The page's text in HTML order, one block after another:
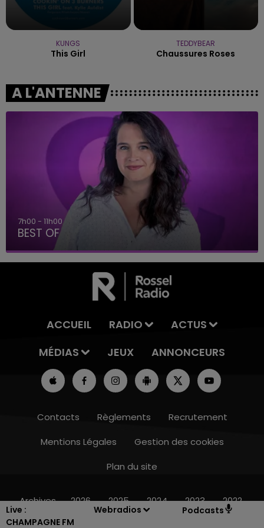
Live :
CHAMPAGNE FM
Webradios Podcasts
16h00 - 20h00
KUNGS
This Girl
TEDDYBEAR
Chaussures Roses
A L'ANTENNE
7h00 - 11h00
BEST OF
ACCUEIL RADIO
ACTUS
MÉDIAS
JEUX ANNONCEURS
Contacts Règlements
Recrutement
Mentions Légales
Gestion des cookies
Plan du site
Archives 2026 2025 2024 2023 2022